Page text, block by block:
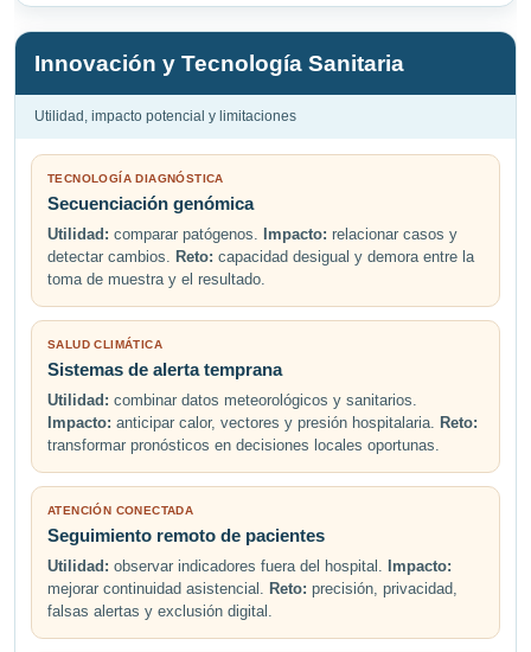
Innovación y Tecnología Sanitaria
Utilidad, impacto potencial y limitaciones
TECNOLOGÍA DIAGNÓSTICA
Secuenciación genómica
Utilidad: comparar patógenos. Impacto: relacionar casos y
detectar cambios. Reto: capacidad desigual y demora entre la
toma de muestra y el resultado.
SALUD CLIMÁTICA
Sistemas de alerta temprana
Utilidad: combinar datos meteorológicos y sanitarios.
Impacto: anticipar calor, vectores y presión hospitalaria. Reto:
transformar pronósticos en decisiones locales oportunas.
ATENCIÓN CONECTADA
Seguimiento remoto de pacientes
Utilidad: observar indicadores fuera del hospital.
Impacto:
mejorar continuidad asistencial. Reto: precisión, privacidad,
falsas alertas y exclusión digital.